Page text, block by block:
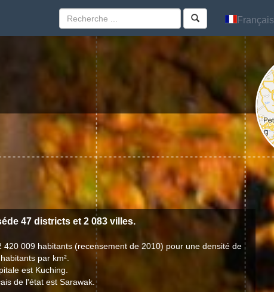
Français
47 districts et 2 083 villes.
009 habitants (recensement de 2010) pour une densité de
par km².
est Kuching.
de l'état est Sarawak.
Français